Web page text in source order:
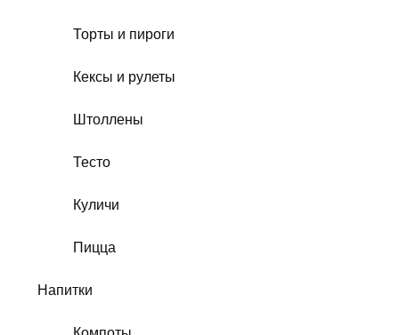
Торты и пироги
Кексы и рулеты
Штоллены
Тесто
Куличи
Пицца
Напитки